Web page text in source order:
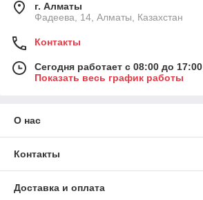
г. Алматы
Фадеева, 14, Алматы, Казахстан
Контакты
Сегодня работает с 08:00 до 17:00
Показать весь график работы
О нас
Контакты
Доставка и оплата